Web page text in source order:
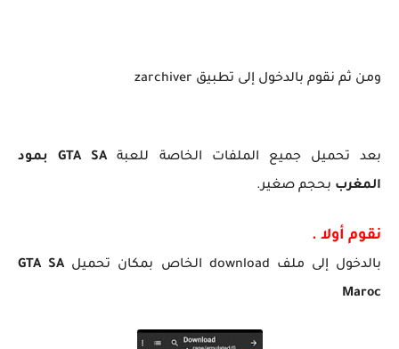
ومن ثم نقوم بالدخول إلى تطبيق zarchiver
بعد تحميل جميع الملفات الخاصة للعبة
GTA SA بمود
المغرب بحجم صغير.
نقوم أولا .
بالدخول إلى ملف download الخاص بمكان تحميل
GTA SA
Maroc